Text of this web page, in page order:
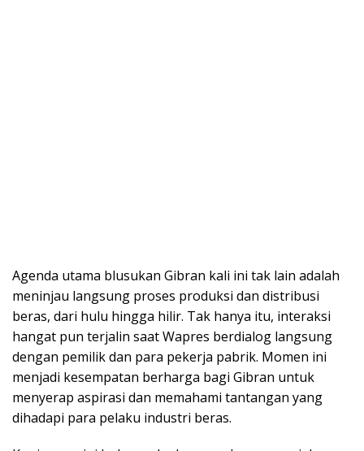
Agenda utama blusukan Gibran kali ini tak lain adalah
meninjau langsung proses produksi dan distribusi
beras, dari hulu hingga hilir. Tak hanya itu, interaksi
hangat pun terjalin saat Wapres berdialog langsung
dengan pemilik dan para pekerja pabrik. Momen ini
menjadi kesempatan berharga bagi Gibran untuk
menyerap aspirasi dan memahami tantangan yang
dihadapi para pelaku industri beras.